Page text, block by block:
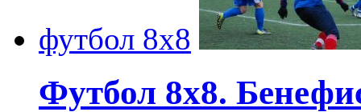
футбол 8х8
Футбол 8х8.